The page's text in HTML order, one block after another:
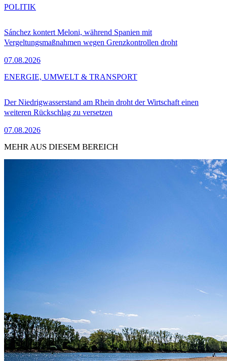
Sánchez kontert Meloni, während Spanien mit
Vergeltungsmaßnahmen wegen Grenzkontrollen droht
07.08.2026
POLITIK
Der Niedrigwasserstand am Rhein droht der Wirtschaft einen
weiteren Rückschlag zu versetzen
07.08.2026
ENERGIE, UMWELT & TRANSPORT
MEHR AUS DIESEM BEREICH